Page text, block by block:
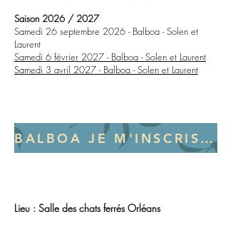
Saison 2026 / 2027
Samedi 26 septembre 2026 - Balboa - Solen et
Laurent
Samedi 6 février 2027 - Balboa - Solen et Laurent
Samedi 3 avril 2027 - Balboa - Solen et Laurent
BALBOA JE M'INSCRIS ICI !
Lieu : Salle des chats ferrés Orléans